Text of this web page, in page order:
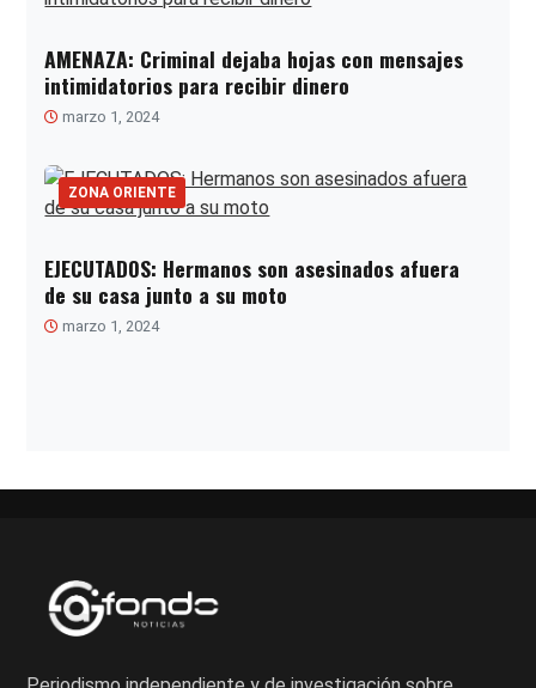
AMENAZA: Criminal dejaba hojas con mensajes
intimidatorios para recibir dinero
marzo 1, 2024
ZONA ORIENTE
EJECUTADOS: Hermanos son asesinados afuera
de su casa junto a su moto
marzo 1, 2024
entradas